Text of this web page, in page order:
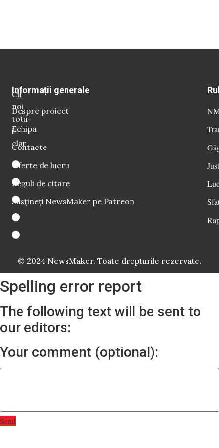
Cu
noi
totu-
i
clar
Informații generale
Despre proiect
Echipa
Contacte
Oferte de lucru
Reguli de citare
Susțineți NewsMaker pe Patreon
© 2024 NewsMaker. Toate drepturile rezervate.
Spelling error report
The following text will be sent to
our editors:
Your comment (optional):
Send